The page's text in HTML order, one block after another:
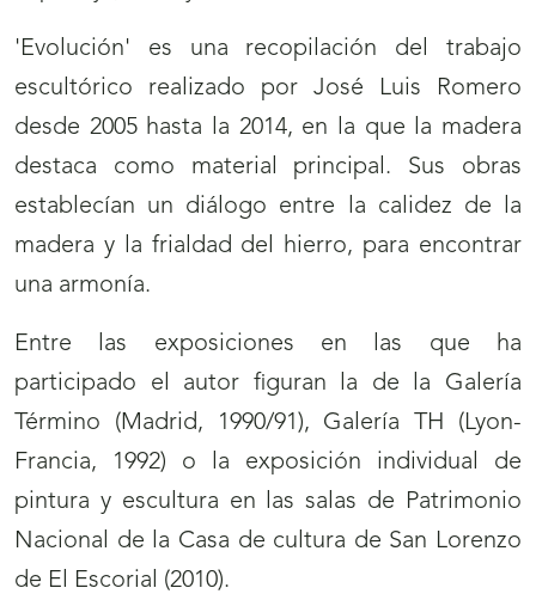
'Evolución' es una recopilación del trabajo
escultórico realizado por José Luis Romero
desde 2005 hasta la 2014, en la que la madera
destaca como material principal. Sus obras
establecían un diálogo entre la calidez de la
madera y la frialdad del hierro, para encontrar
una armonía.
Entre las exposiciones en las que ha
participado el autor figuran la de la Galería
Término (Madrid, 1990/91), Galería TH (Lyon-
Francia, 1992) o la exposición individual de
pintura y escultura en las salas de Patrimonio
Nacional de la Casa de cultura de San Lorenzo
de El Escorial (2010).